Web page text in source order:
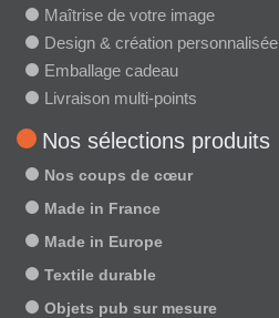
Maîtrise de votre image
Design & création personnalisée
Emballage cadeau
Livraison multi-points
Nos sélections produits
Nos coups de cœur
Made in France
Made in Europe
Textile durable
Objets pub sur mesure